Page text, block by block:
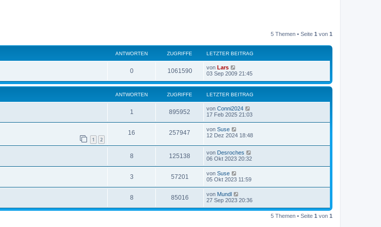
5 Themen • Seite 1 von 1
ANTWORTEN ZUGRIFFE LETZTER BEITRAG
0 1061590 von Lars
03 Sep 2009 21:45
ANTWORTEN ZUGRIFFE LETZTER BEITRAG
1 895952 von Conni2024
17 Feb 2025 21:03
1 2
16 257947 von Suse
12 Dez 2024 18:48
8 125138 von Desroches
06 Okt 2023 20:32
3 57201 von Suse
05 Okt 2023 11:59
8 85016 von Mundl
27 Sep 2023 20:36
5 Themen • Seite 1 von 1